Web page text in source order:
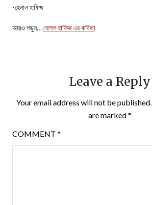
-হেলাল হাফিজ
আরও পড়ুন…হেলাল হাফিজ এর কবিতা
Leave a Reply
Your email address will not be published.
are marked*
COMMENT *